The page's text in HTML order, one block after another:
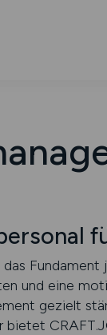
und eine
gezielt